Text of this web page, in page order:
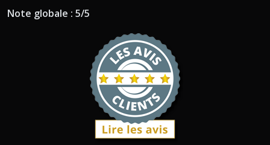
Note globale : 5/5